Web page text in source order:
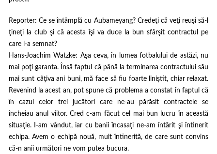
Reporter: Ce se întâmplă cu Aubameyang? Credeţi că veţi reuşi să-l
ţineţi la club şi că acesta îşi va duce la bun sfârşit contractul pe
care l-a semnat?
Hans-Joachim Watzke: Aşa ceva, în lumea fotbalului de astăzi, nu
mai poţi garanta. Însă faptul că până la terminarea contractului său
mai sunt câţiva ani buni, mă face să fiu foarte liniştit, chiar relaxat.
Revenind la acest an, pot spune că problema a constat în faptul că
în cazul celor trei jucători care ne-au părăsit contractele se
încheiau anul viitor. Cred c-am făcut cel mai bun lucru în această
situaţie. I-am vândut, iar cu banii încasaţi ne-am întărit şi întinerit
echipa. Avem o echipă nouă, mult întinerită, de care sunt convins
că-n anii următori ne vom putea bucura.